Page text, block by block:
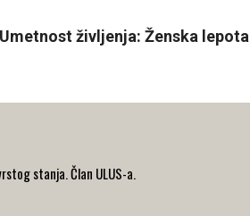
Umetnost življenja: Ženska
stanja. Član ULUS-a.